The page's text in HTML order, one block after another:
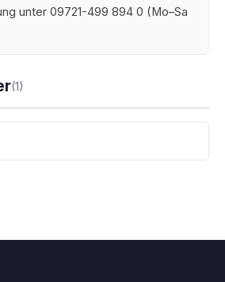
unter 09721-499 894 0 (Mo–Sa
(1)